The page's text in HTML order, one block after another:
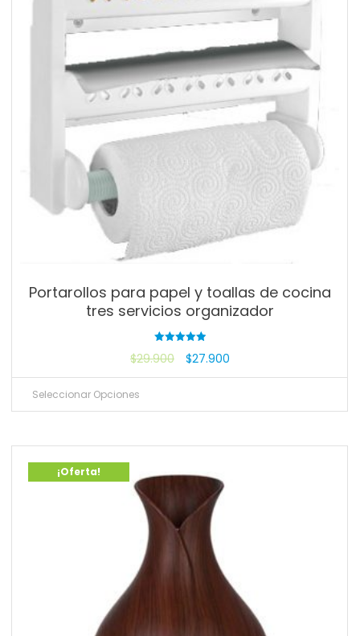
Portarollos para papel y toallas de cocina
tres servicios organizador
con
de 5
$29.900 $27.900
Seleccionar Opciones
¡Oferta!